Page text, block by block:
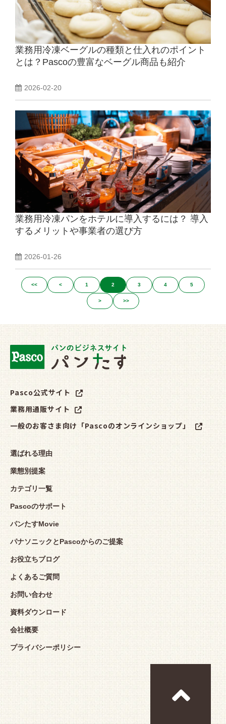
業務用冷凍ベーグルの種類と仕入れのポイント
とは？Pascoの豊富なベーグル商品も紹介
2026-02-20
業務用冷凍パンをホテルに導入するには？ 導入
するメリットや事業者の選び方
2026-01-26
<< < 1 2 3 4 5
> >>
Pasco公式サイト
業務用通販サイト
一般のお客さま向け「Pascoのオンラインショップ」
選ばれる理由
業態別提案
カテゴリ一覧
Pascoのサポート
パンたすMovie
パナソニックとPascoからのご提案
お役立ちブログ
よくあるご質問
お問い合わせ
資料ダウンロード
会社概要
プライバシーポリシー